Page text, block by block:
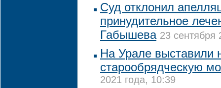
Суд отклонил
принудительное
Габышева 23 сентября
На Урале выставили
старообрядческую
2021 года, 10:39